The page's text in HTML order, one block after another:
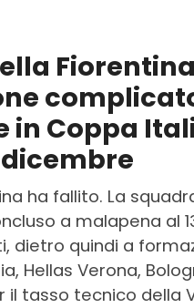
in Coppa
ha fallito. La
a malapena al
dietro quindi a
Hellas Verona,
tasso tecnico della